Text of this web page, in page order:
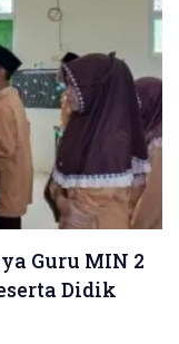
Guru MIN 2
Didik